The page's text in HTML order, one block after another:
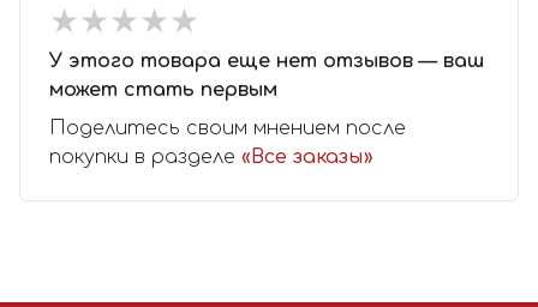
★★★★★
★★★★★
У этого товара еще нет отзывов — ваш
может стать первым
Поделитесь своим мнением после
покупки в разделе «Все заказы»